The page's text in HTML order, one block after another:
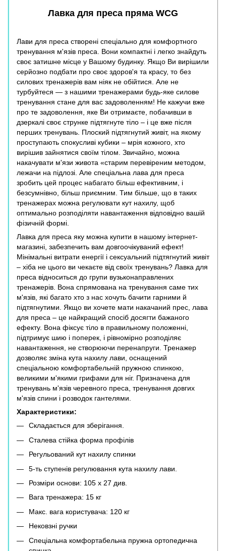
Лавка для преса пряма WCG
Лави для преса створені спеціально для комфортного
тренування м'язів преса. Вони компактні і легко знайдуть
своє затишне місце у Вашому будинку. Якщо Ви вирішили
серйозно подбати про своє здоров'я та красу, то без
силових тренажерів вам ніяк не обійтися. Але не
турбуйтеся ― з нашими тренажерами будь-яке силове
тренування стане для вас задоволенням! Не кажучи вже
про те задоволення, яке Ви отримаєте, побачивши в
дзеркалі своє струнке підтягнуте тіло – і це вже після
перших тренувань. Плоский підтягнутий живіт, на якому
проступають спокусливі кубики – мрія кожного, хто
вирішив зайнятися своїм тілом. Звичайно, можна
накачувати м'язи живота «старим перевіреним методом,
лежачи на підлозі. Але спеціальна лава для преса
зробить цей процес набагато більш ефективним, і
безсумнівно, більш приємним. Тим більше, що в таких
тренажерах можна регулювати кут нахилу, щоб
оптимально розподіляти навантаження відповідно вашій
фізичній формі.
Лавка для преса яку можна купити в нашому інтернет-
магазині, забезпечить вам довгоочікуваний ефект!
Мінімальні витрати енергії і сексуальний підтягнутий живіт
– хіба не цього ви чекаєте від своїх тренувань? Лавка для
преса відноситься до групи вузьконаправлених
тренажерів. Вона спрямована на тренування саме тих
м'язів, які багато хто з нас хочуть бачити гарними й
підтягнутими. Якщо ви хочете мати накачаний прес, лава
для преса – це найкращий спосіб досягти бажаного
ефекту. Вона фіксує тіло в правильному положенні,
підтримує шию і поперек, і рівномірно розподіляє
навантаження, не створюючи перенапруги. Тренажер
дозволяє зміна кута нахилу лави, оснащений
спеціальною комфортабельній пружною спинкою,
великими м'якими грифами для ніг. Призначена для
тренувань м'язів черевного преса, тренування довгих
м'язів спини і розводок гантелями.
Характеристики:
Складається для зберігання.
Сталева стійка форма профілів
Регульований кут нахилу спинки
5-ть ступенів регулювання кута нахилу лави.
Розміри основи: 105 х 27 див.
Вага тренажера: 15 кг
Макс. вага користувача: 120 кг
Нековзні ручки
Спеціальна комфортабельна пружна ортопедична